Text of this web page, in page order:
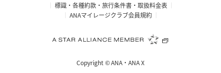
標識・各種約款・旅行条件書・取扱料金表
ANAマイレージクラブ会員規約
Copyright ©ANA・ANA X